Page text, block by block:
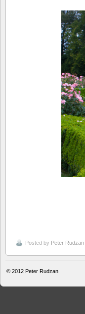
Posted by Peter Rudzan
© 2012 Peter Rudzan